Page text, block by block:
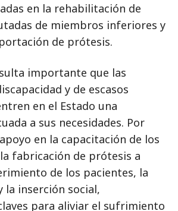
en la rehabilitación de
de miembros inferiores y
de prótesis.
importante que las
y de escasos
en el Estado una
a sus necesidades. Por
en la capacitación de los
fabricación de prótesis a
de los pacientes, la
la inserción social,
para aliviar el sufrimiento